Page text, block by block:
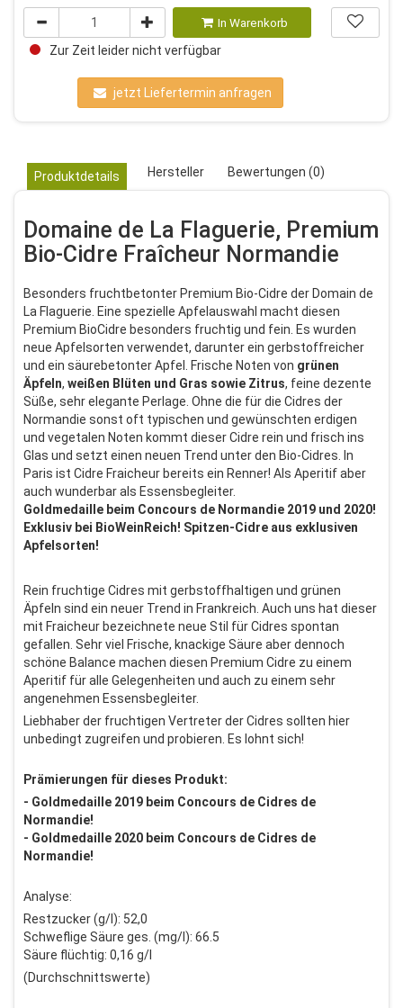
In Warenkorb
Zur Zeit leider nicht verfügbar
jetzt Liefertermin anfragen
Produktdetails Hersteller Bewertungen (0)
Domaine de La Flaguerie, Premium
Bio-Cidre Fraîcheur Normandie
Besonders fruchtbetonter Premium Bio-Cidre der Domain de
La Flaguerie. Eine spezielle Apfelauswahl macht diesen
Premium BioCidre besonders fruchtig und fein. Es wurden
neue Apfelsorten verwendet, darunter ein gerbstoffreicher
und ein säurebetonter Apfel. Frische Noten von grünen
Äpfeln, weißen Blüten und Gras sowie Zitrus, feine dezente
Süße, sehr elegante Perlage. Ohne die für die Cidres der
Normandie sonst oft typischen und gewünschten erdigen
und vegetalen Noten kommt dieser Cidre rein und frisch ins
Glas und setzt einen neuen Trend unter den Bio-Cidres. In
Paris ist Cidre Fraicheur bereits ein Renner! Als Aperitif aber
auch wunderbar als Essensbegleiter.
Goldmedaille beim Concours de Normandie 2019 und 2020!
Exklusiv bei BioWeinReich! Spitzen-Cidre aus exklusiven
Apfelsorten!
Rein fruchtige Cidres mit gerbstoffhaltigen und grünen
Äpfeln sind ein neuer Trend in Frankreich. Auch uns hat dieser
mit Fraicheur bezeichnete neue Stil für Cidres spontan
gefallen. Sehr viel Frische, knackige Säure aber dennoch
schöne Balance machen diesen Premium Cidre zu einem
Aperitif für alle Gelegenheiten und auch zu einem sehr
angenehmen Essensbegleiter.
Liebhaber der fruchtigen Vertreter der Cidres sollten hier
unbedingt zugreifen und probieren. Es lohnt sich!
Prämierungen für dieses Produkt:
- Goldmedaille 2019 beim Concours de Cidres de
Normandie!
- Goldmedaille 2020 beim Concours de Cidres de
Normandie!
Analyse:
Restzucker (g/l): 52,0
Schweflige Säure ges. (mg/l): 66.5
Säure flüchtig: 0,16 g/l
(Durchschnittswerte)